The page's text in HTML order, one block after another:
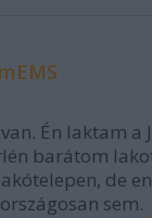
Én laktam a
barátom
de
sem.